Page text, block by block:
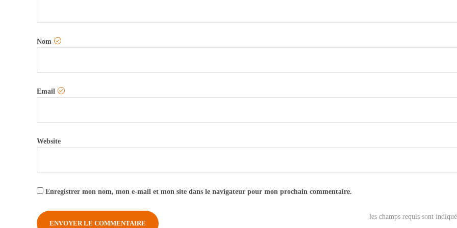
Nom
Email
Website
Enregistrer mon nom, mon e-mail et mon site dans le navigateur pour mon prochain commentaire.
les champs requis sont